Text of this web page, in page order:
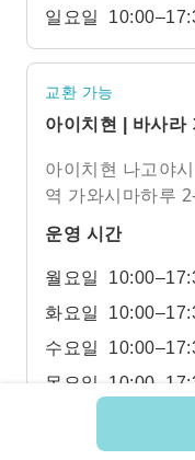
일요일
교환 가능
아이치현 | 바사라
아이치현 나고야
역 가와시마하루
운영 시간
월요일
화요일
수요일
목요일
토요일